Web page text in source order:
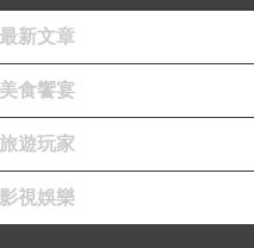
。如推拿，透過按
氣血，其意義遠超單
文化的對話。人們在
、氣」的概念，而療
遞的延續。
文化融入空間設計，
最新文章
美食饗宴
旅遊玩家
影視娛樂